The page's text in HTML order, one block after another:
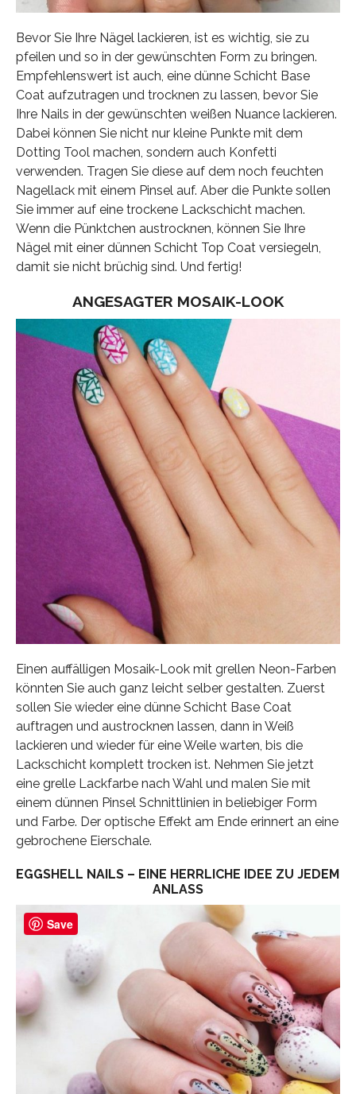
Bevor Sie Ihre Nägel lackieren, ist es wichtig, sie zu
pfeilen und so in der gewünschten Form zu bringen.
Empfehlenswert ist auch, eine dünne Schicht Base
Coat aufzutragen und trocknen zu lassen, bevor Sie
Ihre Nails in der gewünschten weißen Nuance lackieren.
Dabei können Sie nicht nur kleine Punkte mit dem
Dotting Tool machen, sondern auch Konfetti
verwenden. Tragen Sie diese auf dem noch feuchten
Nagellack mit einem Pinsel auf. Aber die Punkte sollen
Sie immer auf eine trockene Lackschicht machen.
Wenn die Pünktchen austrocknen, können Sie Ihre
Nägel mit einer dünnen Schicht Top Coat versiegeln,
damit sie nicht brüchig sind. Und fertig!
ANGESAGTER MOSAIK-LOOK
Einen auffälligen Mosaik-Look mit grellen Neon-Farben
könnten Sie auch ganz leicht selber gestalten. Zuerst
sollen Sie wieder eine dünne Schicht Base Coat
auftragen und austrocknen lassen, dann in Weiß
lackieren und wieder für eine Weile warten, bis die
Lackschicht komplett trocken ist. Nehmen Sie jetzt
eine grelle Lackfarbe nach Wahl und malen Sie mit
einem dünnen Pinsel Schnittlinien in beliebiger Form
und Farbe. Der optische Effekt am Ende erinnert an eine
gebrochene Eierschale.
EGGSHELL NAILS – EINE HERRLICHE IDEE ZU JEDEM
ANLASS
Save